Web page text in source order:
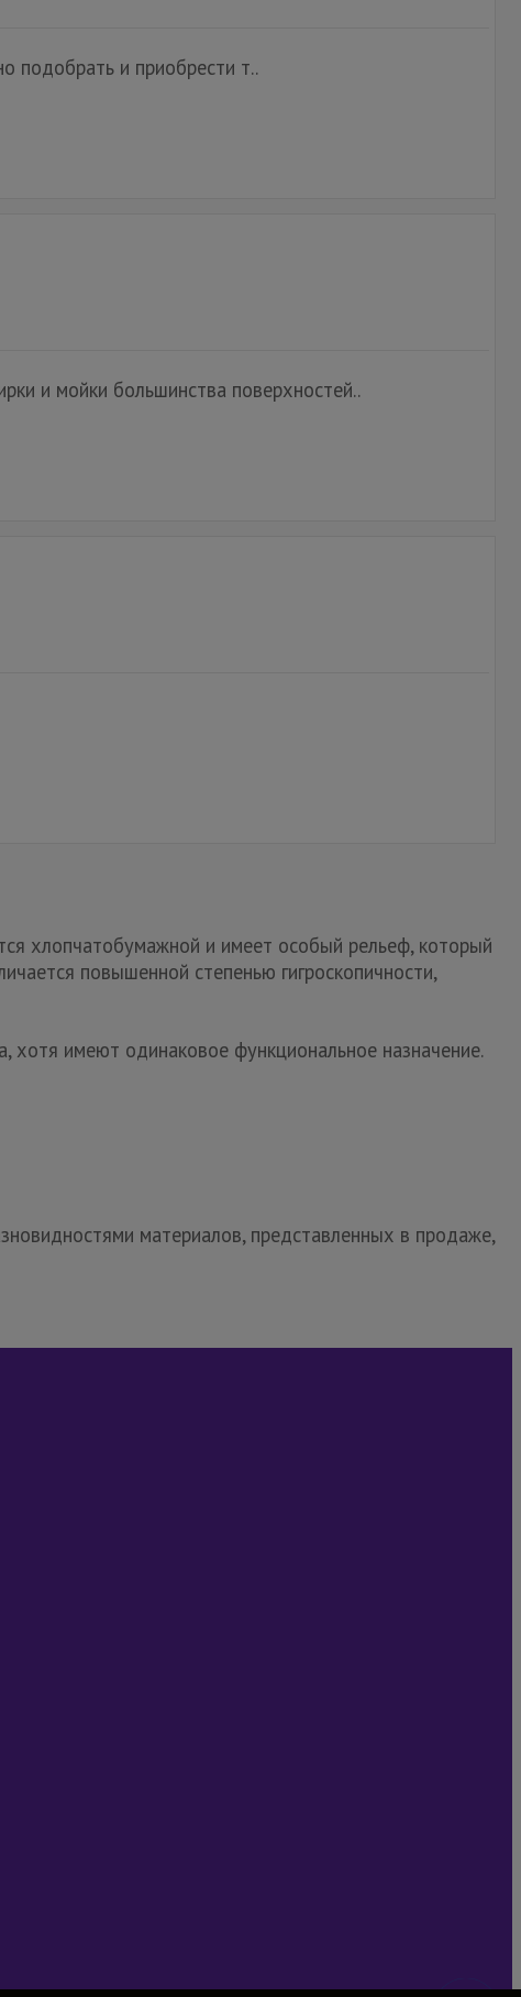
подобрать и приобрести т..
и мойки большинства поверхностей..
хлопчатобумажной и имеет особый рельеф, который
повышенной степенью гигроскопичности,
имеют одинаковое функциональное назначение.
материалов, представленных в продаже,